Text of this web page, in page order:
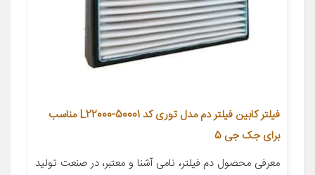
فیلتر کابین فیلتر دم مدل توری کد L22000-50001 مناسب
برای جک جی 5
معرفی محصول دم فیلتر، نامی آشنا و معتبر، در صنعت تولید